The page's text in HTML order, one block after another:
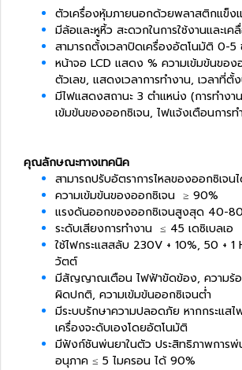
ตัวเครื่องหุ้มภายนอกด้วยพลาสติกแข็
มีล้อและหูหิ้ว สะดวกในการใช้งานและเค
สามารถตั้งเวลาปิดเครื่องอัตโนมัติ 0-5
หน้าจอ LCD แสดง % ความเข้มข้นของ
ตัวเลข, แสดงเวลาการทำงาน, เวลาที่ตั้
มีไฟแสดงสถานะ 3 ตำแหน่ง (การทำงา
เข้มข้นของออกซิเจน, ไฟแจ้งเตือนการ
คุณลักษณะทางเทคนิค
สามารถปรับอัตราการไหลของออกซิเจ
ความเข้มข้นของออกซิเจน ≥ 90%
แรงดันออกของออกซิเจนสูงสุด 40-
ระดับเสียงการทำงาน ≤ 45 เดซิเบลเอ
ใช้ไฟกระแสสลับ 230V + 10%, 50 +
วัตต์
มีสัญญาณเตือน ไฟฟ้าขัดข้อง, ความร้
ผิดปกติ, ความเข้มข้นออกซิเจนต่ำ
มีระบบรักษาความปลอดภัย หากกระแสไ
เครื่องจะดับเองโดยอัตโนมัติ
มีฟังก์ชันพ่นยาในตัว ประสิทธิภาพการ
อนุภาค ≤ 5 ไมครอน ได้ 90%